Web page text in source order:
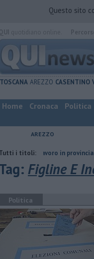
Questo sito
TOSCANA AREZZO CASENTINO
Home Cronaca Politica
AREZZO
i titoli:
in provincia di Arezzo
Figline E
Politica